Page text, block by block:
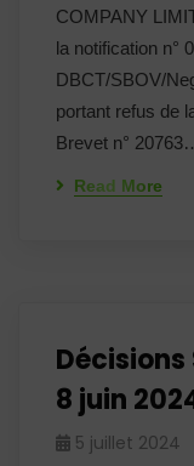
COMPANY
la notification n°
DBCT/SBOV/
portant refus de
Brevet n°
Read More
Décisions
8 juin
5 juillet 2024